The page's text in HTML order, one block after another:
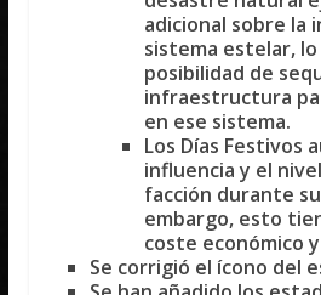
adicional sobre
sistema estelar,
posibilidad de
infraestructura
en ese sistema.
Los Días Festivos
influencia y el
facción durante
embargo, esto
coste económico
Se corrigió el ícono del